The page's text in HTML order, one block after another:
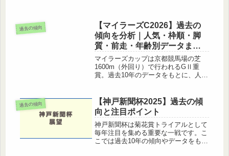
な一戦となっています。この記事では
過去の勝ち馬傾向・デ...
過去の傾向
【マイラーズC2026】過去の
傾向を分析｜人気・枠順・脚
質・前走・年齢別データまと
め
マイラーズカップは京都競馬場の芝
1600m（外回り）で行われるGⅡ重
賞。過去10年のデータをもとに、人気
傾向や買える枠順など、予想に直結す
るポイントをデータとともに解説し
ま...
過去の傾向
【神戸新聞杯2025】過去の傾
向と注目ポイント
神戸新聞杯は菊花賞トライアルとして
毎年注目を集める重要な一戦です。こ
こでは過去10年の傾向やデータをもと